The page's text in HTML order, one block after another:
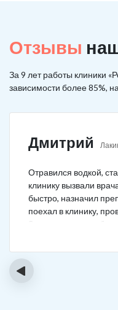
Отзывы
За 9 лет работы клиники
зависимости более 85%,
Дмитрий
Отравился водкой,
клинику вызвали
быстро, назначил
поехал в клинику,
Записался на
что в рот водку
испугался.
‹